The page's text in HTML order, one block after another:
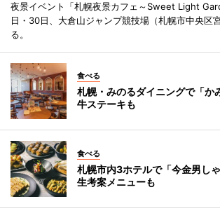
夜景イベント「札幌夜景カフェ～Sweet Light
日・30日、大倉山ジャンプ競技場（札幌市中央区
る。
食べる
札幌・みのるダイニングで「
牛ステーキも
食べる
札幌市内3ホテルで「今金男し
生考案メニューも